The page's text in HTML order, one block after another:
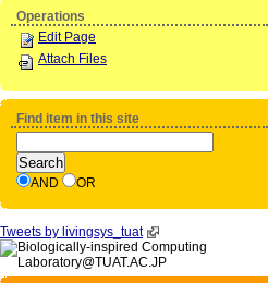
Operations
Edit Page
Attach Files
Find item in this site
AND OR
Tweets by livingsys_tuat